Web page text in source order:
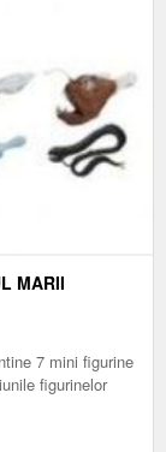
MARII
7 mini figurine
figurinelor